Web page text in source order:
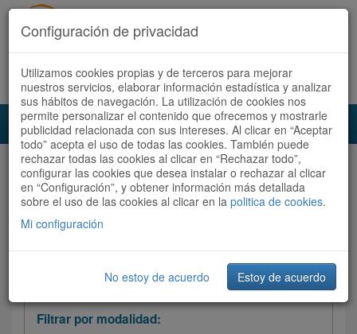
Acceder Registrate ahora Español | Català
Audioruta Todas las rutas
Todas las rutas
Ordenar por: Más recientes /
Filtrar las rutas
Filtrar por modalidad:
Configuración de privacidad
Utilizamos cookies propias y de terceros para mejorar
nuestros servicios, elaborar información estadística y analizar
sus hábitos de navegación. La utilización de cookies nos
permite personalizar el contenido que ofrecemos y mostrarle
publicidad relacionada con sus intereses. Al clicar en “Aceptar
todo” acepta el uso de todas las cookies. También puede
rechazar todas las cookies al clicar en “Rechazar todo”,
configurar las cookies que desea instalar o rechazar al clicar
en “Configuración”, y obtener información más detallada
sobre el uso de las cookies al clicar en la politica de cookies.
Mi configuración
No estoy de acuerdo Estoy de acuerdo